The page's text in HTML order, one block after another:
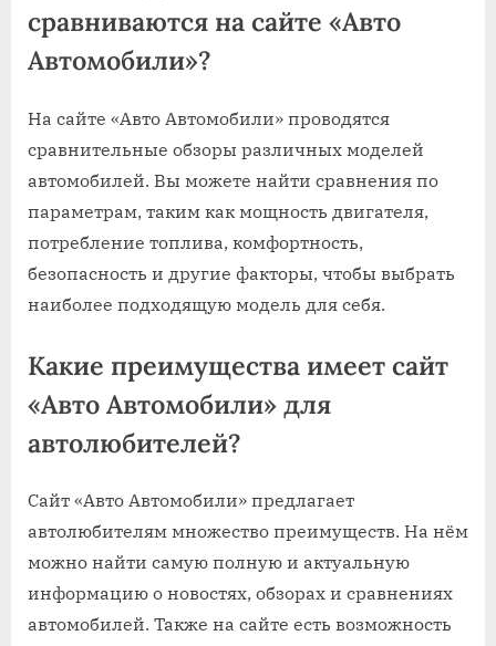
сравниваются на сайте «Авто
Автомобили»?
На сайте «Авто Автомобили» проводятся
сравнительные обзоры различных моделей
автомобилей. Вы можете найти сравнения по
параметрам, таким как мощность двигателя,
потребление топлива, комфортность,
безопасность и другие факторы, чтобы выбрать
наиболее подходящую модель для себя.
Какие преимущества имеет сайт
«Авто Автомобили» для
автолюбителей?
Сайт «Авто Автомобили» предлагает
автолюбителям множество преимуществ. На нём
можно найти самую полную и актуальную
информацию о новостях, обзорах и сравнениях
автомобилей. Также на сайте есть возможность